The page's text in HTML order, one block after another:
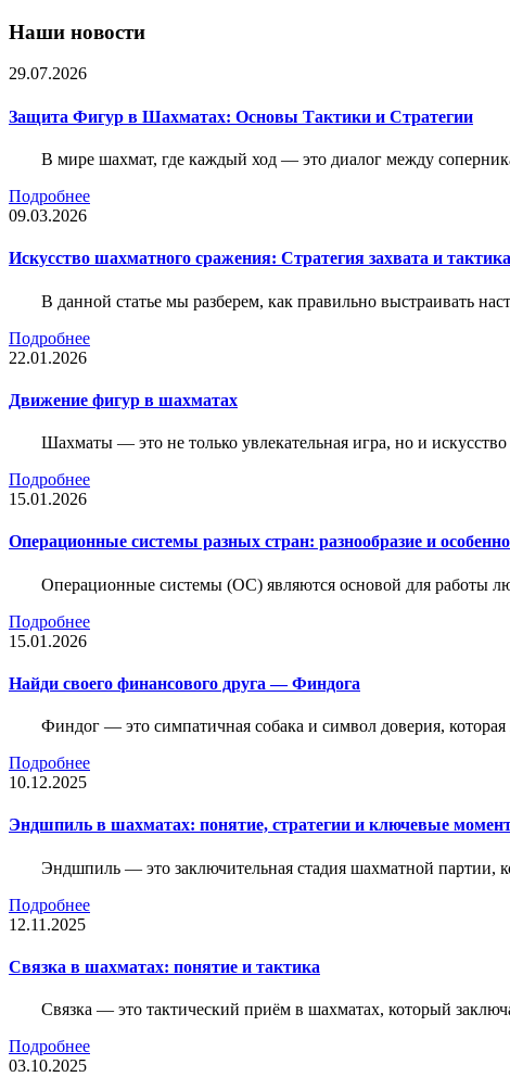
Наши новости
29.07.2026
Защита Фигур в Шахматах: Основы Тактики и Стратегии
В мире шахмат, где каждый ход — это диалог между
Подробнее
09.03.2026
Искусство шахматного сражения: Стратегия захвата и
В данной статье мы разберем, как правильно выстраивать
Подробнее
22.01.2026
Движение фигур в шахматах
Шахматы — это не только увлекательная игра, но и
Подробнее
15.01.2026
Операционные системы разных стран: разнообразие и
Операционные системы (ОС) являются основой для работы
Подробнее
15.01.2026
Найди своего финансового друга — Финдога
Финдог — это симпатичная собака и символ доверия,
Подробнее
10.12.2025
Эндшпиль в шахматах: понятие, стратегии и ключевые
Эндшпиль — это заключительная стадия шахматной партии,
Подробнее
12.11.2025
Связка в шахматах: понятие и тактика
Связка — это тактический приём в шахматах, который
Подробнее
03.10.2025